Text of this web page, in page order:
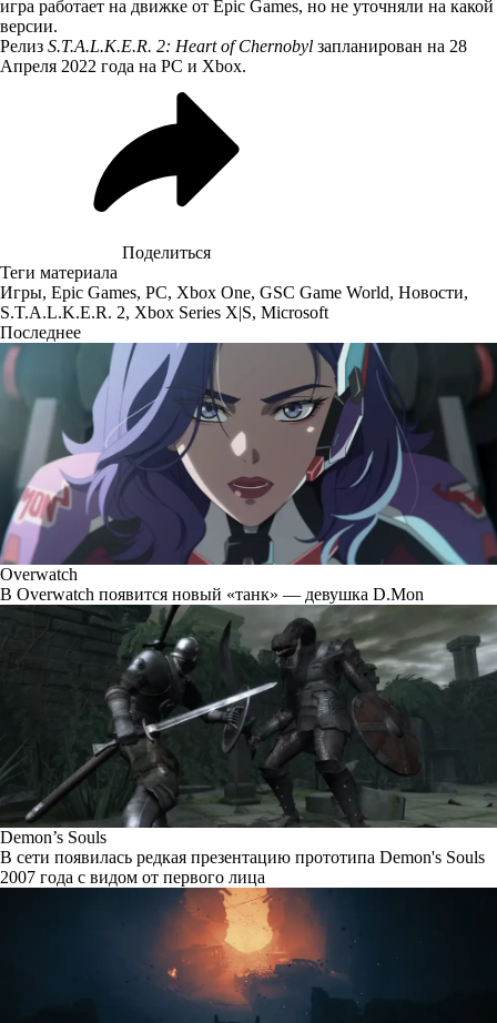
игра работает на движке от Epic Games, но не уточняли на какой
версии.
Релиз S.T.A.L.K.E.R. 2: Heart of Chernobyl запланирован на 28
Апреля 2022 года на PC и Xbox.
Поделиться
Теги материала
Игры, Epic Games, PC, Xbox One, GSC Game World, Новости,
S.T.A.L.K.E.R. 2, Xbox Series X|S, Microsoft
Последнее
Overwatch
В Overwatch появится новый «танк» — девушка D.Mon
Demon’s Souls
В сети появилась редкая презентацию прототипа Demon's Souls
2007 года с видом от первого лица